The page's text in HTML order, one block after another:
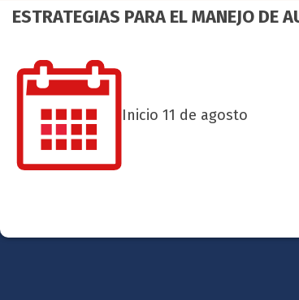
ESTRATEGIAS PARA EL MANEJO DE
Inicio 11 de agosto